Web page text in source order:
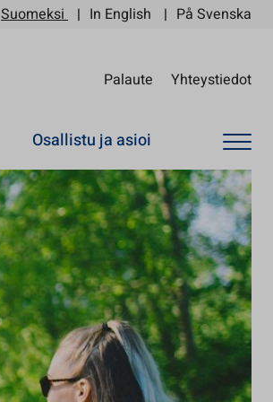
Suomeksi In English På Svenska
Palaute Yhteystiedot
Osallistu ja asioi